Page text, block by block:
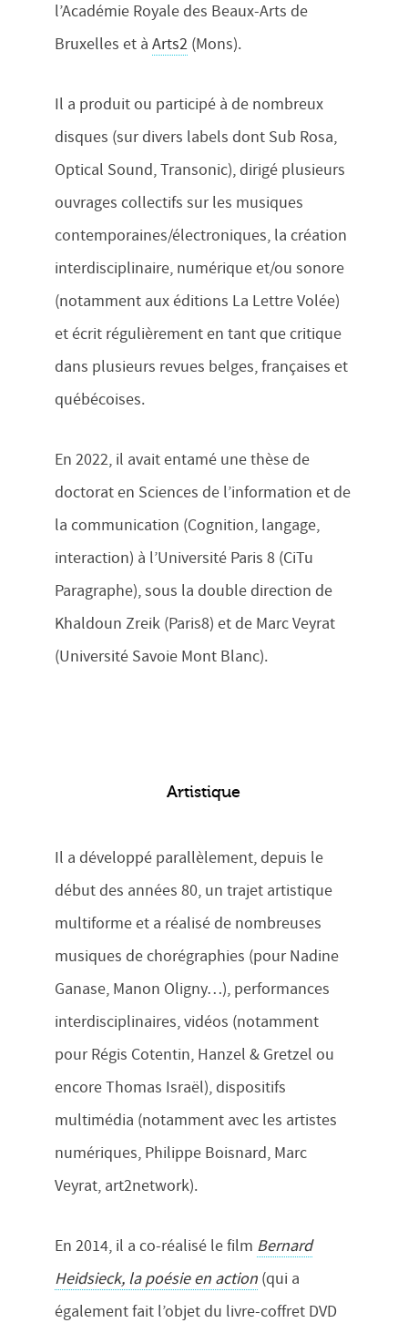
l’Académie Royale des Beaux-Arts de
Bruxelles et à Arts2(Mons).
Il a produit ou participé à de nombreux
disques (sur divers labels dont Sub Rosa,
Optical Sound, Transonic), dirigé plusieurs
ouvrages collectifs sur les musiques
contemporaines/électroniques, la création
interdisciplinaire, numérique et/ou sonore
(notamment aux éditions La Lettre Volée)
et écrit régulièrement en tant que critique
dans plusieurs revues belges, françaises et
québécoises.
En 2022, il avait entamé une thèse de
doctorat en Sciences de l’information et de
la communication (Cognition, langage,
interaction) à l’Université Paris 8 (CiTu
Paragraphe), sous la double direction de
Khaldoun Zreik (Paris8) et de Marc Veyrat
(Université Savoie Mont Blanc).
Artistique
Il a développé parallèlement, depuis le
début des années 80, un trajet artistique
multiforme et a réalisé de nombreuses
musiques de chorégraphies (pour Nadine
Ganase, Manon Oligny…), performances
interdisciplinaires, vidéos (notamment
pour Régis Cotentin, Hanzel & Gretzel ou
encore Thomas Israël), dispositifs
multimédia (notamment avec les artistes
numériques, Philippe Boisnard, Marc
Veyrat, art2network).
En 2014, il a co-réalisé le film Bernard
Heidsieck, la poésie en action(qui a
également fait l’objet du livre-coffret DVD